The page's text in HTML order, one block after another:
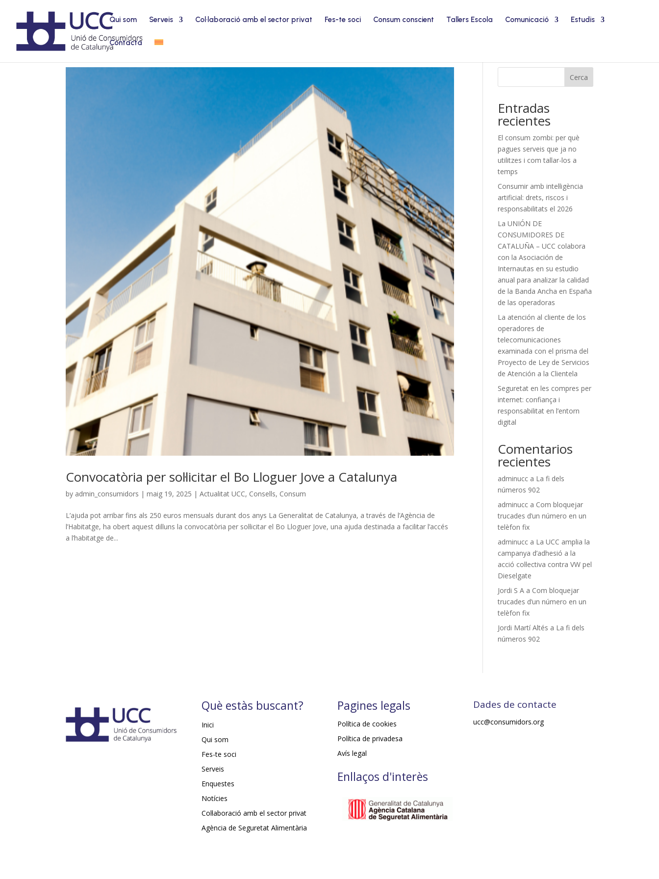
Qui som Serveis Col·laboració amb el sector privat Fes-te soci Consum conscient Tallers Escola Comunicació Estudis
Contacta
Convocatòria per sol·licitar el Bo Lloguer Jove a Catalunya
by admin_consumidors |maig 19, 2025 |Actualitat UCC, Consells, Consum
L’ajuda pot arribar fins als 250 euros mensuals durant dos anys La Generalitat de Catalunya, a través de l’Agència de
l’Habitatge, ha obert aquest dilluns la convocatòria per sol·licitar el Bo Lloguer Jove, una ajuda destinada a facilitar l’accés
a l’habitatge de...
Cerca
Entradas
recientes
El consum zombi: per què
pagues serveis que ja no
utilitzes i com tallar-los a
temps
Consumir amb intel·ligència
artificial: drets, riscos i
responsabilitats el 2026
La UNIÓN DE
CONSUMIDORES DE
CATALUÑA – UCC colabora
con la Asociación de
Internautas en su estudio
anual para analizar la calidad
de la Banda Ancha en España
de las operadoras
La atención al cliente de los
operadores de
telecomunicaciones
examinada con el prisma del
Proyecto de Ley de Servicios
de Atención a la Clientela
Seguretat en les compres per
internet: confiança i
responsabilitat en l’entorn
digital
Comentarios
recientes
adminucc a La fi dels
números 902
adminucc a Com bloquejar
trucades d’un número en un
telèfon fix
adminucc a La UCC amplia la
campanya d’adhesió a la
acció col·lectiva contra VW pel
Dieselgate
Jordi S A a Com bloquejar
trucades d’un número en un
telèfon fix
Jordi Martí Altés a La fi dels
números 902
Què estàs buscant?
Inici
Qui som
Fes-te soci
Serveis
Enquestes
Notícies
Col·laboració amb el sector privat
Agència de Seguretat Alimentària
Pagines legals
Política de cookies
Política de privadesa
Avís legal
Enllaços d'interès
Dades de contacte
ucc@consumidors.org